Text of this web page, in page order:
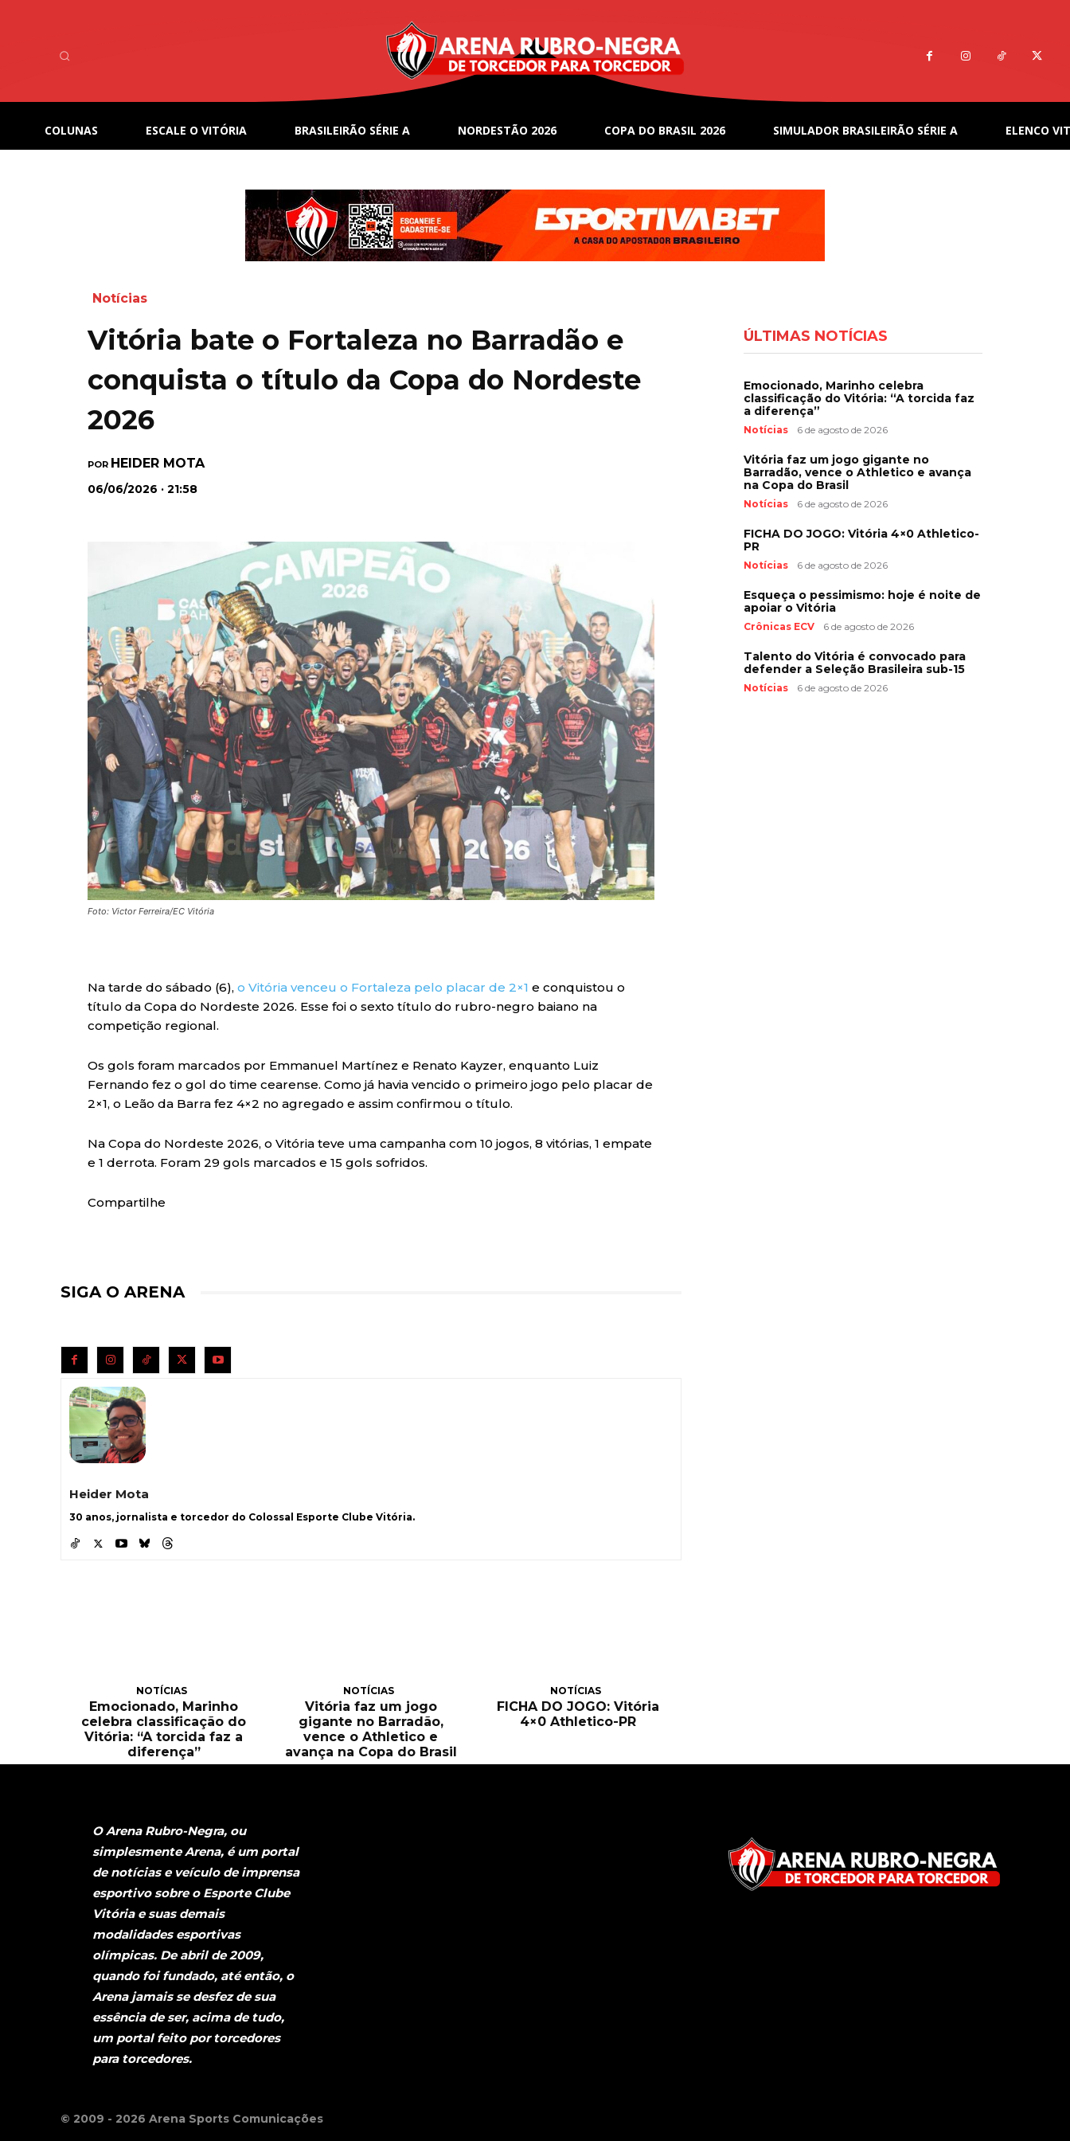
COLUNAS ESCALE O VITÓRIA BRASILEIRÃO SÉRIE A NORDESTÃO 2026 COPA DO BRASIL 2026 SIMULADOR BRASILEIRÃO SÉRIE A ELENCO
Notícias
Vitória bate o Fortaleza no Barradão e
conquista o título da Copa do Nordeste
2026
POR HEIDER MOTA
06/06/2026 · 21:58
Foto: Victor Ferreira/EC Vitória
Na tarde do sábado (6), o Vitória venceu o Fortaleza pelo placar de 2×1 e conquistou o
título da Copa do Nordeste 2026. Esse foi o sexto título do rubro-negro baiano na
competição regional.
Os gols foram marcados por Emmanuel Martínez e Renato Kayzer, enquanto Luiz
Fernando fez o gol do time cearense. Como já havia vencido o primeiro jogo pelo placar de
2×1, o Leão da Barra fez 4×2 no agregado e assim confirmou o título.
Na Copa do Nordeste 2026, o Vitória teve uma campanha com 10 jogos, 8 vitórias, 1 empate
e 1 derrota. Foram 29 gols marcados e 15 gols sofridos.
Compartilhe
SIGA O ARENA
Heider Mota
30 anos, jornalista e torcedor do Colossal Esporte Clube Vitória.
NOTÍCIAS
Emocionado, Marinho
celebra classificação do
Vitória: “A torcida faz a
diferença”
NOTÍCIAS
Vitória faz um jogo
gigante no Barradão,
vence o Athletico e
avança na Copa do Brasil
NOTÍCIAS
FICHA DO JOGO: Vitória
4×0 Athletico-PR
ÚLTIMAS NOTÍCIAS
Emocionado, Marinho celebra
classificação do Vitória: “A torcida faz
a diferença”
Notícias 6 de agosto de 2026
Vitória faz um jogo gigante no
Barradão, vence o Athletico e avança
na Copa do Brasil
Notícias 6 de agosto de 2026
FICHA DO JOGO: Vitória 4×0 Athletico-
PR
Notícias 6 de agosto de 2026
Esqueça o pessimismo: hoje é noite de
apoiar o Vitória
Crônicas ECV 6 de agosto de 2026
Talento do Vitória é convocado para
defender a Seleção Brasileira sub-15
Notícias 6 de agosto de 2026
O Arena Rubro-Negra, ou
simplesmente Arena, é um portal
de notícias e veículo de imprensa
esportivo sobre o Esporte Clube
Vitória e suas demais
modalidades esportivas
olímpicas. De abril de 2009,
quando foi fundado, até então, o
Arena jamais se desfez de sua
essência de ser, acima de tudo,
um portal feito por torcedores
para torcedores.
© 2009 - 2026 Arena Sports Comunicações